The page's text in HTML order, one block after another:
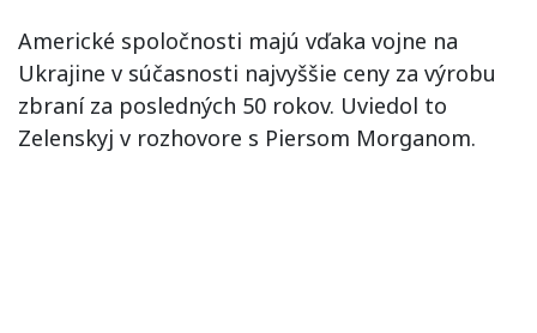
Americké spoločnosti majú vďaka vojne na
Ukrajine v súčasnosti najvyššie ceny za výrobu
zbraní za posledných 50 rokov. Uviedol to
Zelenskyj v rozhovore s Piersom Morganom.